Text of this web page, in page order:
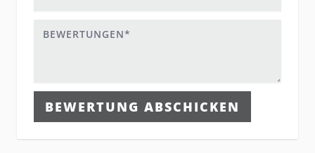
BEWERTUNG ABSCHICKEN